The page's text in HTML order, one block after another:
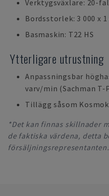
Verktygsväxlare: 20-
Bordsstorlek: 3 000 x 1
Basmaskin: T22 HS
Ytterligare utrustning
Anpassningsbar
varv/min (Sachman T-
Tillägg såsom
*Det kan finnas skillnader
de faktiska värdena, detta
försäljningsrepresentanten.